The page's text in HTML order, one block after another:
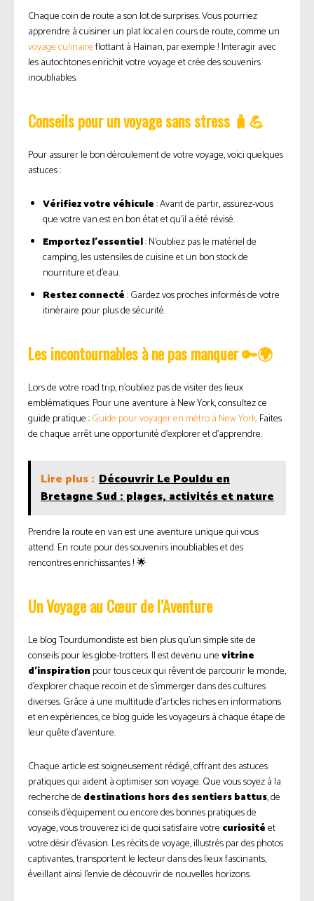
Chaque coin de route a son lot de surprises. Vous pourriez
apprendre à cuisiner un plat local en cours de route, comme un
voyage culinaireflottant à Hainan, par exemple ! Interagir avec
les autochtones enrichit votre voyage et crée des souvenirs
inoubliables.
Conseils pour un voyage sans stress 🧳💪
Pour assurer le bon déroulement de votre voyage, voici quelques
astuces :
Vérifiez votre véhicule: Avant de partir, assurez-vous
que votre van est en bon état et qu’il a été révisé.
Emportez l’essentiel: N’oubliez pas le matériel de
camping, les ustensiles de cuisine et un bon stock de
nourriture et d’eau.
Restez connecté: Gardez vos proches informés de votre
itinéraire pour plus de sécurité.
Les incontournables à ne pas manquer 🔑🌍
Lors de votre road trip, n’oubliez pas de visiter des lieux
emblématiques. Pour une aventure à New York, consultez ce
guide pratique :Guide pour voyager en métro à New York. Faites
de chaque arrêt une opportunité d’explorer et d’apprendre.
Lire plus : Découvrir Le Pouldu en
Bretagne Sud : plages, activités et nature
Prendre la route en van est une aventure unique qui vous
attend. En route pour des souvenirs inoubliables et des
rencontres enrichissantes ! 🌟
Un Voyage au Cœur de l’Aventure
Le blog Tourdumondiste est bien plus qu’un simple site de
conseils pour les globe-trotters. Il est devenu unevitrine
d’inspiration pour tous ceux qui rêvent de parcourir le monde,
d’explorer chaque recoin et de s’immerger dans des cultures
diverses. Grâce à une multitude d’articles riches en informations
et en expériences, ce blog guide les voyageurs à chaque étape de
leur quête d’aventure.
Chaque article est soigneusement rédigé, offrant des astuces
pratiques qui aident à optimiser son voyage. Que vous soyez à la
recherche de destinations hors des sentiers battus, de
conseils d’équipement ou encore des bonnes pratiques de
voyage, vous trouverez ici de quoi satisfaire votre curiositéet
votre désir d’évasion. Les récits de voyage, illustrés par des photos
captivantes, transportent le lecteur dans des lieux fascinants,
éveillant ainsi l’envie de découvrir de nouvelles horizons.